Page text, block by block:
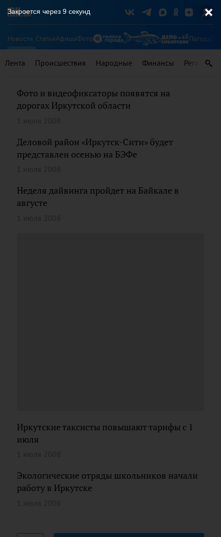
Новости СтатьиАфишаФото Погода
Лента Происшествия Народные Финансы Регионы
Фото и видеофиксаторы появятся на
дорогах Иркутской области
Деловой район «Иркутск-Сити» будет
представлен осенью на БЭФе
Неделя дайвинга пройдет на Байкале в
августе
Иркутские таксисты повышают тарифы с 1
июля
Экологические отряды школьников начали
работу в Иркутске
Закроется через 9 секунд